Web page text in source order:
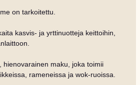
on tarkoitettu.
kasvis- ja yrttinuotteja keittoihin,
hienovarainen maku, joka toimii
rameneissa ja wok-ruoissa.